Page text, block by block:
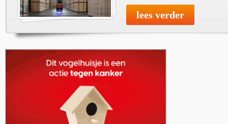
lees verder